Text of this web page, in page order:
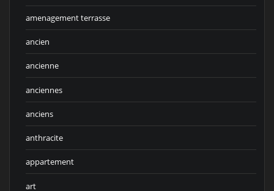
amenagement terrasse
ancien
ancienne
anciennes
anciens
anthracite
appartement
art